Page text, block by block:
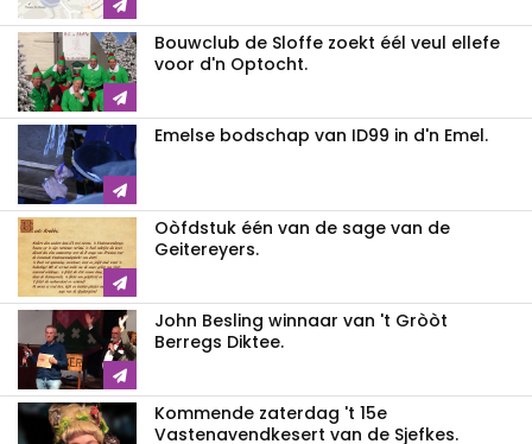
Bouwclub de Sloffe zoekt éél veul ellefe
voor d'n Optocht.
Emelse bodschap van ID99 in d'n Emel.
Oòfdstuk één van de sage van de
Geitereyers.
John Besling winnaar van 't Gròòt
Berregs Diktee.
Kommende zaterdag 't 15e
Vastenavendkesert van de Sjefkes.